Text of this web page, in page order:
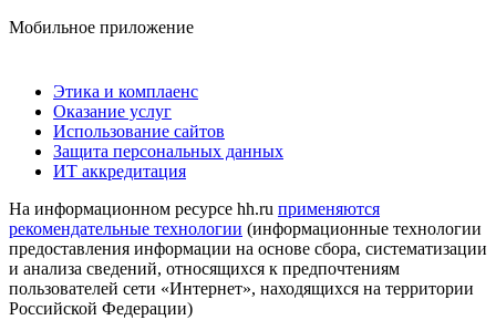
Мобильное приложение
Этика и комплаенс
Оказание услуг
Использование сайтов
Защита персональных данных
ИТ аккредитация
На информационном ресурсе hh.ru применяются
рекомендательные технологии (информационные технологии
предоставления информации на основе сбора, систематизации
и анализа сведений, относящихся к предпочтениям
пользователей сети «Интернет», находящихся на территории
Российской Федерации)